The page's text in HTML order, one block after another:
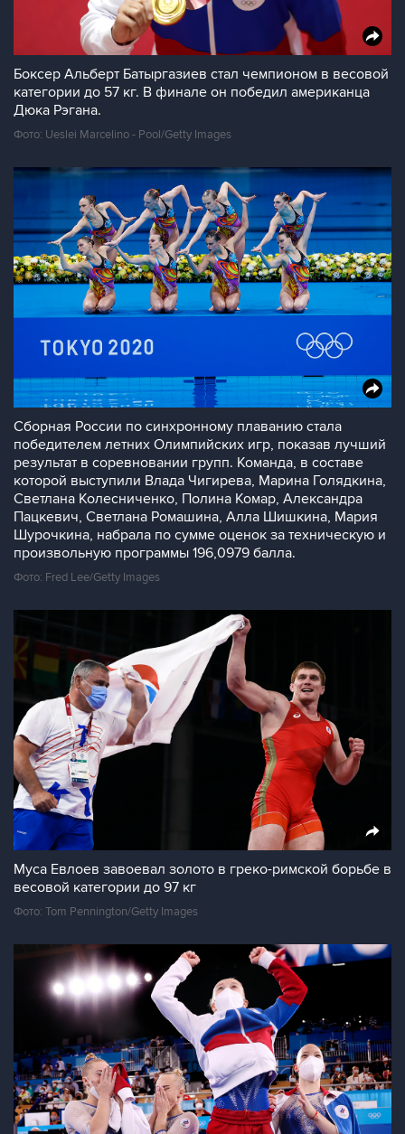
Боксер Альберт Батыргазиев стал чемпионом в весовой
категории до 57 кг. В финале он победил американца
Дюка Рэгана.
Фото: Ueslei Marcelino - Pool/Getty Images
Сборная России по синхронному плаванию стала
победителем летних Олимпийских игр, показав лучший
результат в соревновании групп. Команда, в составе
которой выступили Влада Чигирева, Марина Голядкина,
Светлана Колесниченко, Полина Комар, Александра
Пацкевич, Светлана Ромашина, Алла Шишкина, Мария
Шурочкина, набрала по сумме оценок за техническую и
произвольную программы 196,0979 балла.
Фото: Fred Lee/Getty Images
Муса Евлоев завоевал золото в греко-римской борьбе в
весовой категории до 97 кг
Фото: Tom Pennington/Getty Images